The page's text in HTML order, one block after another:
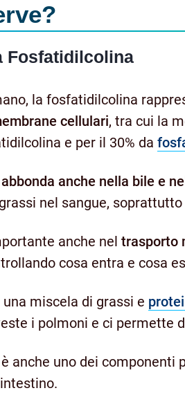
Fosfatidilcolina
la fosfatidilcolina
cellulari, tra cui la
e per il 30% da
anche nella bile e
nel sangue, soprattutto
anche nel trasporto
cosa entra e cosa
miscela di grassi e
i polmoni e ci permette
anche uno dei componenti